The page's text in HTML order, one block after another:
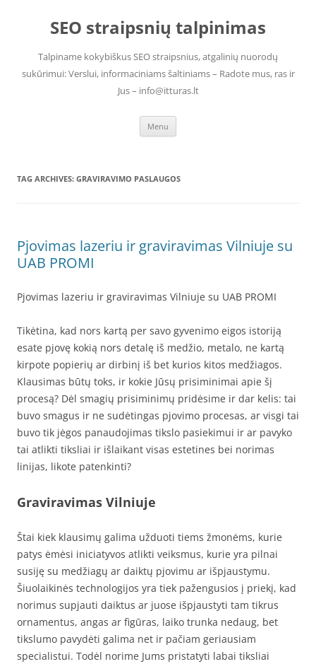
contentSEO straipsnių talpinimas
Talpiname kokybiškus SEO straipsnius, atgalinių nuorodų
sukūrimui: Verslui, informaciniams šaltiniams – Radote mus, ras ir
Jus – info@itturas.lt
Menu
TAG ARCHIVES: GRAVIRAVIMO PASLAUGOS
Pjovimas lazeriu ir graviravimas Vilniuje su
UAB PROMI
Pjovimas lazeriu ir graviravimas Vilniuje su UAB PROMI
Tikėtina, kad nors kartą per savo gyvenimo eigos istoriją
esate pjovę kokią nors detalę iš medžio, metalo, ne kartą
kirpote popierių ar dirbinį iš bet kurios kitos medžiagos.
Klausimas būtų toks, ir kokie Jūsų prisiminimai apie šį
procesą? Dėl smagių prisiminimų pridėsime ir dar kelis: tai
buvo smagus ir ne sudėtingas pjovimo procesas, ar visgi tai
buvo tik jėgos panaudojimas tikslo pasiekimui ir ar pavyko
tai atlikti tiksliai ir išlaikant visas estetines bei norimas
linijas, likote patenkinti?
Graviravimas Vilniuje
Štai kiek klausimų galima užduoti tiems žmonėms, kurie
patys ėmėsi iniciatyvos atlikti veiksmus, kurie yra pilnai
susiję su medžiagų ar daiktų pjovimu ar išpjaustymu.
Šiuolaikinės technologijos yra tiek pažengusios į priekį, kad
norimus supjauti daiktus ar juose išpjaustyti tam tikrus
ornamentus, angas ar figūras, laiko trunka nedaug, bet
tikslumo pavydėti galima net ir pačiam geriausiam
specialistui. Todėl norime Jums pristatyti labai tiksliai